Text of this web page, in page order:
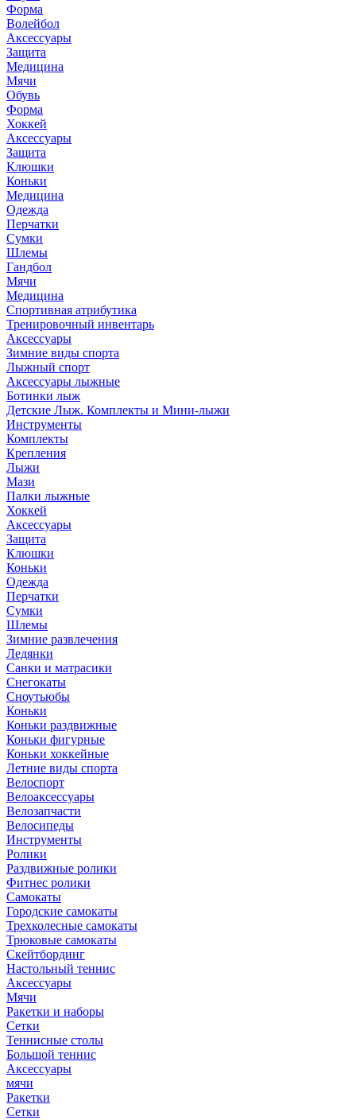
Форма
Волейбол
Аксессуары
Защита
Медицина
Мячи
Обувь
Форма
Хоккей
Аксессуары
Защита
Клюшки
Коньки
Медицина
Одежда
Перчатки
Сумки
Шлемы
Гандбол
Мячи
Медицина
Спортивная атрибутика
Тренировочный инвентарь
Аксессуары
Зимние виды спорта
Лыжный спорт
Аксессуары лыжные
Ботинки лыж
Детские Лыж. Комплекты и Мини-лыжи
Инструменты
Комплекты
Крепления
Лыжи
Мази
Палки лыжные
Хоккей
Аксессуары
Защита
Клюшки
Коньки
Одежда
Перчатки
Сумки
Шлемы
Зимние развлечения
Ледянки
Санки и матрасики
Снегокаты
Сноутьюбы
Коньки
Коньки раздвижные
Коньки фигурные
Коньки хоккейные
Летние виды спорта
Велоспорт
Велоаксессуары
Велозапчасти
Велосипеды
Инструменты
Ролики
Раздвижные ролики
Фитнес ролики
Самокаты
Городские самокаты
Трехколесные самокаты
Трюковые самокаты
Скейтбординг
Настольный теннис
Аксессуары
Мячи
Ракетки и наборы
Сетки
Теннисные столы
Большой теннис
Аксессуары
мячи
Ракетки
Сетки